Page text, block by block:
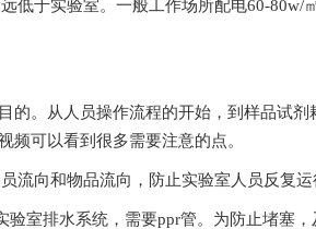
实验室。一般工作场所配电60-80w/㎡
。从人员操作流程的开始，到样品
频可以看到很多需要注意的点。
向和物品流向，防止实验室人员反复运行
系统，需要ppr管。为防止堵塞，